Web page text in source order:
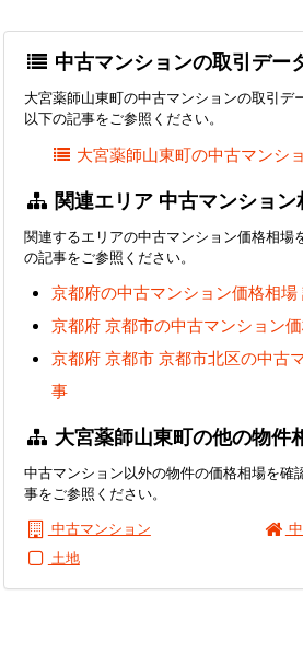
中古マンションの取引デー
大宮薬師山東町の中古マンションの取引デ
以下の記事をご参照ください。
大宮薬師山東町の中古マンシ
関連エリア 中古マンション
関連するエリアの中古マンション価格相場
の記事をご参照ください。
京都府の中古マンション価格相場
京都府 京都市の中古マンション
京都府 京都市 京都市北区の中古
事
大宮薬師山東町の他の物件
中古マンション以外の物件の価格相場を確
事をご参照ください。
中古マンション
土地